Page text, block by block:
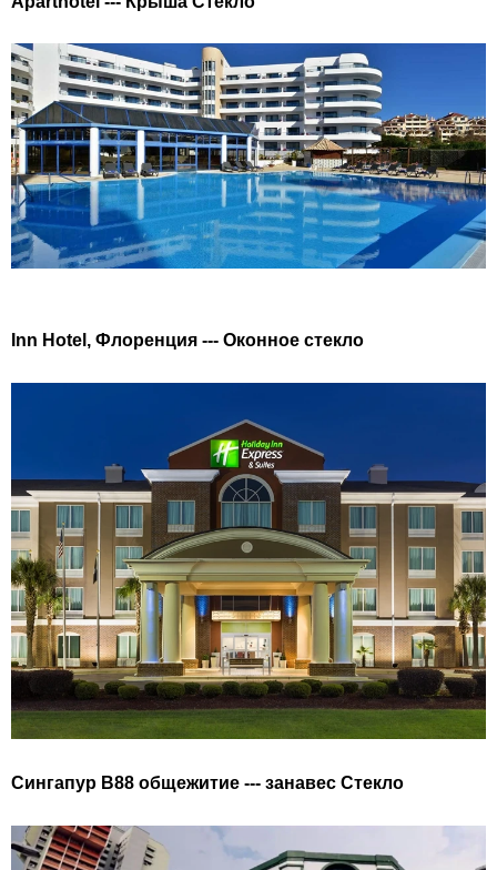
Inn Hotel, Флоренция --- Оконное стекло
Сингапур B88 общежитие --- занавес Стекло